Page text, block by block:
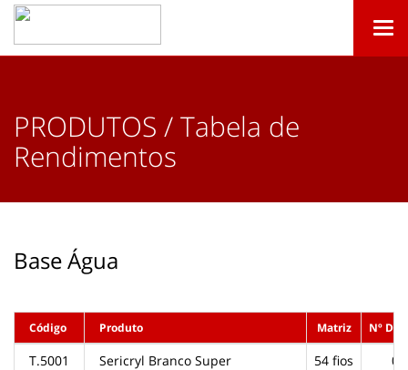
PRODUTOS / Tabela de
Rendimentos
Base Água
Código Produto Matriz Nº
T.5001 Sericryl Branco Super 54 fios
02